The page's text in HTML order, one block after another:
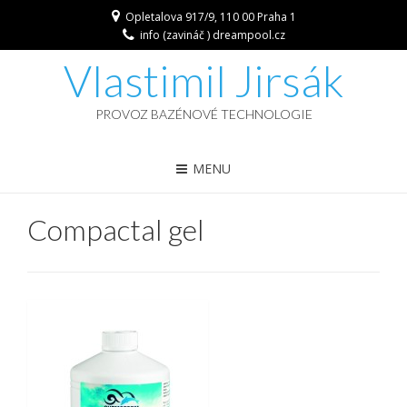
Opletalova 917/9, 110 00 Praha 1
info (zavináč ) dreampool.cz
Vlastimil Jirsák
PROVOZ BAZÉNOVÉ TECHNOLOGIE
MENU
Compactal gel